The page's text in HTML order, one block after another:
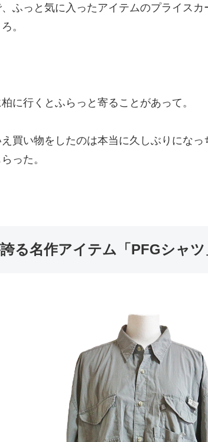
ふっと気に入ったアイテムのプライス
。
に行くとふらっと寄ることがあって。
買い物をしたのは本当に久しぶりにな
った。
る名作アイテム「PFGシャツ